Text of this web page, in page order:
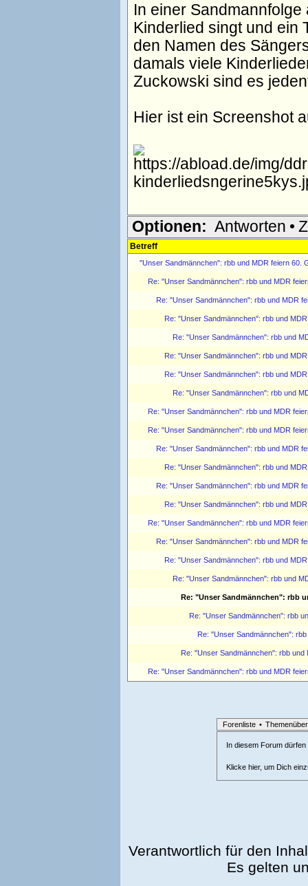
In einer
Kinderlied singt und ein
den Namen des
damals viele
Zuckowski sind es
Hier ist ein Screenshot
Optionen: Antworten •
Betreff
"Unser Sandmännchen": rbb und MDR feiern 60.
Re: "Unser Sandmännchen": rbb und MDR
Re: "Unser Sandmännchen": rbb und MDR
Re: "Unser Sandmännchen": rbb und
Re: "Unser Sandmännchen": rbb und
Re: "Unser Sandmännchen": rbb und
Re: "Unser Sandmännchen": rbb und
Re: "Unser Sandmännchen": rbb und
Re: "Unser Sandmännchen": rbb und MDR
Re: "Unser Sandmännchen": rbb und MDR
Re: "Unser Sandmännchen": rbb und MDR
Re: "Unser Sandmännchen": rbb und
Re: "Unser Sandmännchen": rbb und MDR
Re: "Unser Sandmännchen": rbb und
Re: "Unser Sandmännchen": rbb und MDR
Re: "Unser Sandmännchen": rbb und MDR
Re: "Unser Sandmännchen": rbb und
Re: "Unser Sandmännchen": rbb und
Re: "Unser Sandmännchen": rbb
Re: "Unser Sandmännchen": rbb
Re: "Unser Sandmännchen":
Re: "Unser Sandmännchen": rbb
Re: "Unser Sandmännchen": rbb und MDR
Forenliste •
In diesem Forum
Klicke hier, um Dich
Verantwortlich für den
Es gelten